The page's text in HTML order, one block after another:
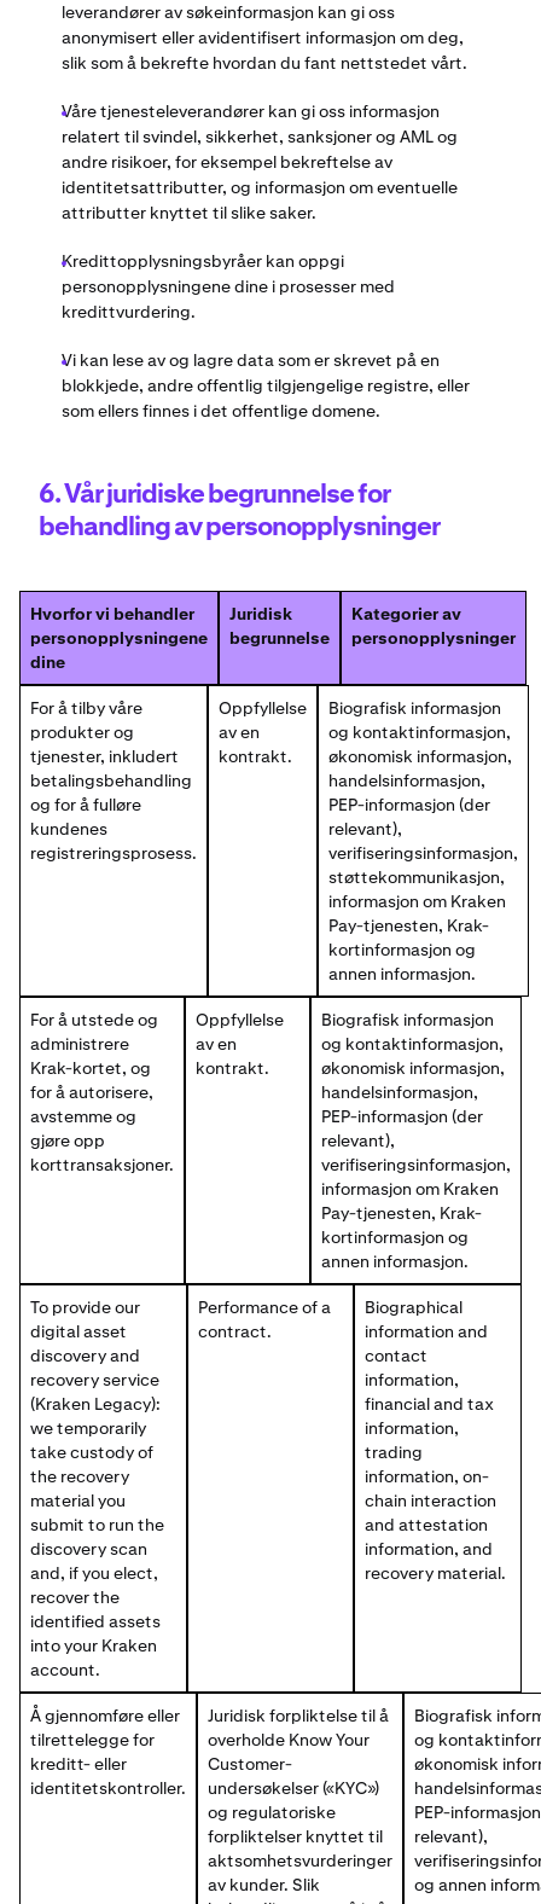
leverandører av søkeinformasjon kan gi oss
anonymisert eller avidentifisert informasjon om deg,
slik som å bekrefte hvordan du fant nettstedet vårt.
Våre tjenesteleverandører kan gi oss informasjon
relatert til svindel, sikkerhet, sanksjoner og AML og
andre risikoer, for eksempel bekreftelse av
identitetsattributter, og informasjon om eventuelle
attributter knyttet til slike saker.
Kredittopplysningsbyråer kan oppgi
personopplysningene dine i prosesser med
kredittvurdering.
Vi kan lese av og lagre data som er skrevet på en
blokkjede, andre offentlig tilgjengelige registre, eller
som ellers finnes i det offentlige domene.
6. Vår juridiske begrunnelse for
behandling av personopplysninger
Hvorfor vi behandler
personopplysningene
dine
Juridisk
begrunnelse
Kategorier av
personopplysninger
For å tilby våre
produkter og
tjenester, inkludert
betalingsbehandling
og for å fulløre
kundenes
registreringsprosess.
Oppfyllelse
av en
kontrakt.
Biografisk informasjon
og kontaktinformasjon,
økonomisk informasjon,
handelsinformasjon,
PEP-informasjon (der
relevant),
verifiseringsinformasjon,
støttekommunikasjon,
informasjon om Kraken
Pay-tjenesten, Krak-
kortinformasjon og
annen informasjon.
For å utstede og
administrere
Krak-kortet, og
for å autorisere,
avstemme og
gjøre opp
korttransaksjoner.
Oppfyllelse
av en
kontrakt.
Biografisk informasjon
og kontaktinformasjon,
økonomisk informasjon,
handelsinformasjon,
PEP-informasjon (der
relevant),
verifiseringsinformasjon,
informasjon om Kraken
Pay-tjenesten, Krak-
kortinformasjon og
annen informasjon.
To provide our
digital asset
discovery and
recovery service
(Kraken Legacy):
we temporarily
take custody of
the recovery
material you
submit to run the
discovery scan
and, if you elect,
recover the
identified assets
into your Kraken
account.
Performance of a
contract.
Biographical
information and
contact
information,
financial and tax
information,
trading
information, on-
chain interaction
and attestation
information, and
recovery material.
Å gjennomføre eller
tilrettelegge for
kreditt- eller
identitetskontroller.
Juridisk forpliktelse til å
overholde Know Your
Customer-
undersøkelser («KYC»)
og regulatoriske
forpliktelser knyttet til
aktsomhetsvurderinger
av kunder. Slik
Biografisk
og
økonomisk
PEP-
relevant),
og annen